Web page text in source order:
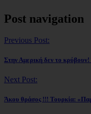
Post navigation
Previous Post:
Στην Αμερική δεν το
Next Post:
Άκου θράσος !!! Τουρκία: